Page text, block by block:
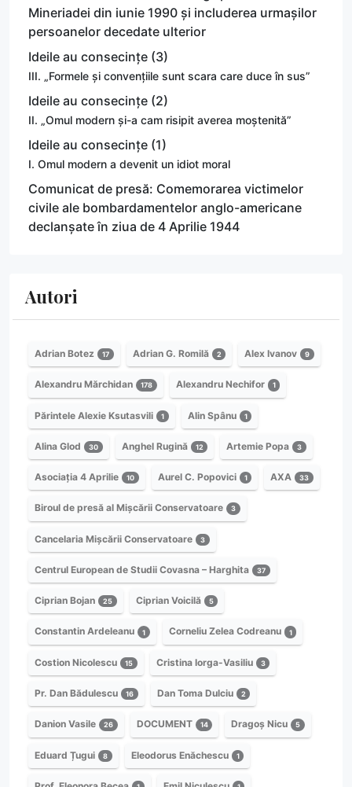
Mineriadei din iunie 1990 și includerea urmașilor
persoanelor decedate ulterior
Ideile au consecințe (3)
III. „Formele și convențiile sunt scara care duce în sus”
Ideile au consecințe (2)
II. „Omul modern și-a cam risipit averea moștenită”
Ideile au consecințe (1)
I. Omul modern a devenit un idiot moral
Comunicat de presă: Comemorarea victimelor
civile ale bombardamentelor anglo-americane
declanșate în ziua de 4 Aprilie 1944
Autori
Adrian Botez 17 Adrian G. Romilă 2 Alex Ivanov 9
Alexandru Mărchidan 178 Alexandru Nechifor 1
Părintele Alexie Ksutasvili 1 Alin Spânu 1
Alina Glod 30 Anghel Rugină 12 Artemie Popa 3
Asociația 4 Aprilie 10 Aurel C. Popovici 1 AXA 33
Biroul de presă al Mișcării Conservatoare 3
Cancelaria Mișcării Conservatoare 3
Centrul European de Studii Covasna – Harghita 37
Ciprian Bojan 25 Ciprian Voicilă 5
Constantin Ardeleanu 1 Corneliu Zelea Codreanu 1
Costion Nicolescu 15 Cristina Iorga-Vasiliu 3
Pr. Dan Bădulescu 16 Dan Toma Dulciu 2
Danion Vasile 26 DOCUMENT 14 Dragoș Nicu 5
Eduard Țugui 8 Eleodorus Enăchescu 1